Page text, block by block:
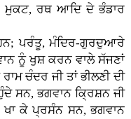
ਮੁਕਟ, ਰਥ ਆਦਿ ਦੇ ਭੰਡਾਰ
ਪਰੰਤੂ, ਮੰਦਿਰ-ਗੁਰਦੁਆਰੇ
ਨੂੰ ਖੁਸ਼ ਕਰਨ ਵਾਲੇ ਸੱਜਣਾਂ
ਚੰਦਰ ਜੀ ਤਾਂ ਭੀਲਣੀ ਦੀ
ਸਨ, ਭਗਵਾਨ ਕ੍ਰਿਸ਼ਨ ਜੀ
ਖਾ ਕੇ ਪ੍ਰਸੰਨ ਸਨ, ਭਗਵਾਨ